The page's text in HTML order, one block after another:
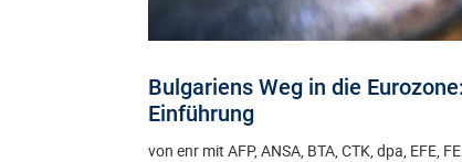
Bulgariens Weg in die
Einführung
vonenr mit AFP, ANSA, BTA, CTK, dpa, EFE,